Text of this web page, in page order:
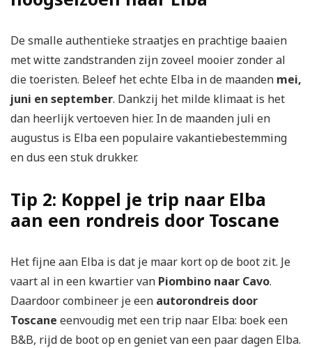
De smalle authentieke straatjes en prachtige baaien
met witte zandstranden zijn zoveel mooier zonder al
die toeristen. Beleef het echte Elba in de maanden mei,
juni en september. Dankzij het milde klimaat is het
dan heerlijk vertoeven hier. In de maanden juli en
augustus is Elba een populaire vakantiebestemming
en dus een stuk drukker.
Tip 2: Koppel je trip naar Elba
aan een rondreis door Toscane
Het fijne aan Elba is dat je maar kort op de boot zit. Je
vaart al in een kwartier van Piombino naar Cavo.
Daardoor combineer je een autorondreis door
Toscane eenvoudig met een trip naar Elba: boek een
B&B, rijd de boot op en geniet van een paar dagen Elba.